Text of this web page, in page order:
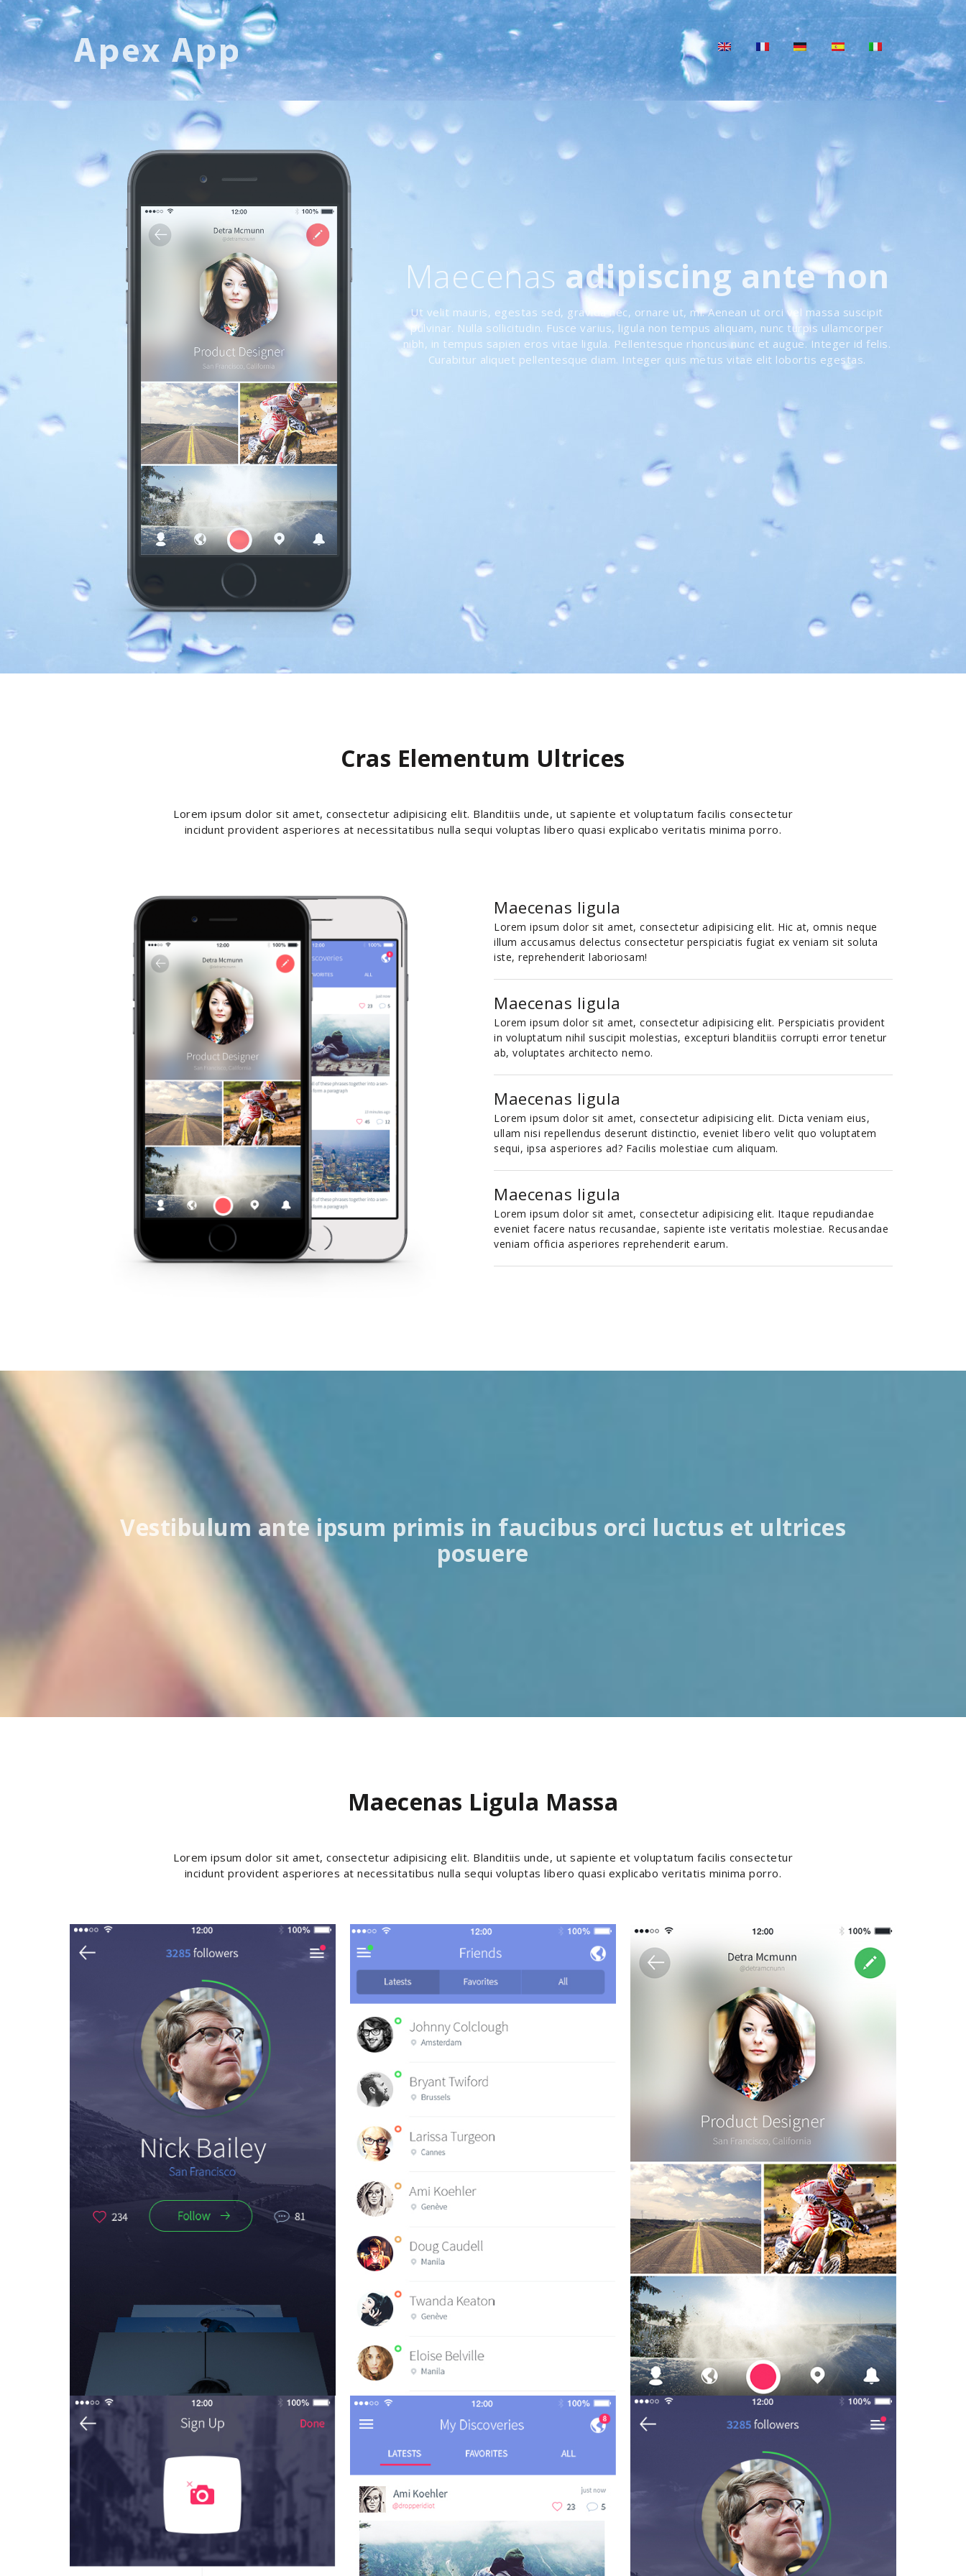
Maecenas adipiscing ante non
Ut velit mauris, egestas sed, gravida nec, ornare ut, mi. Aenean ut orci vel massa suscipit
pulvinar. Nulla sollicitudin. Fusce varius, ligula non tempus aliquam, nunc turpis ullamcorper
nibh, in tempus sapien eros vitae ligula. Pellentesque rhoncus nunc et augue. Integer id felis.
Curabitur aliquet pellentesque diam. Integer quis metus vitae elit lobortis egestas.
Cras Elementum Ultrices
Lorem ipsum dolor sit amet, consectetur adipisicing elit. Blanditiis unde, ut sapiente et voluptatum facilis consectetur
incidunt provident asperiores at necessitatibus nulla sequi voluptas libero quasi explicabo veritatis minima porro.
Maecenas ligula
Lorem ipsum dolor sit amet, consectetur adipisicing elit. Hic at, omnis neque
illum accusamus delectus consectetur perspiciatis fugiat ex veniam sit soluta
iste, reprehenderit laboriosam!
Maecenas ligula
Lorem ipsum dolor sit amet, consectetur adipisicing elit. Perspiciatis provident
in voluptatum nihil suscipit molestias, excepturi blanditiis corrupti error tenetur
ab, voluptates architecto nemo.
Maecenas ligula
Lorem ipsum dolor sit amet, consectetur adipisicing elit. Dicta veniam eius,
ullam nisi repellendus deserunt distinctio, eveniet libero velit quo voluptatem
sequi, ipsa asperiores ad? Facilis molestiae cum aliquam.
Maecenas ligula
Lorem ipsum dolor sit amet, consectetur adipisicing elit. Itaque repudiandae
eveniet facere natus recusandae, sapiente iste veritatis molestiae. Recusandae
veniam officia asperiores reprehenderit earum.
Vestibulum ante ipsum primis in faucibus orci luctus et ultrices
posuere
Maecenas Ligula Massa
Lorem ipsum dolor sit amet, consectetur adipisicing elit. Blanditiis unde, ut sapiente et voluptatum facilis consectetur
incidunt provident asperiores at necessitatibus nulla sequi voluptas libero quasi explicabo veritatis minima porro.